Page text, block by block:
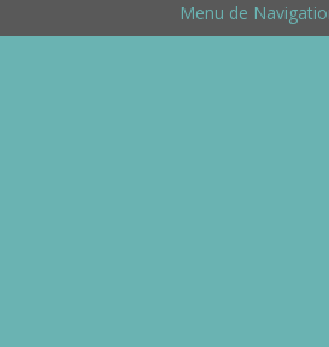
Menu de